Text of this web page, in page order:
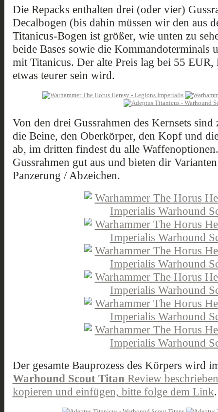
Die Repacks enthalten drei (oder vier)
Decalbogen (bis dahin müssen wir den aus
Titanicus-Bogen ist größer, wie unten zu
beide Bases sowie die Kommandoterminals
mit Titanicus. Der alte Preis lag bei 55 EUR,
etwas teurer sein wird.
Von den drei Gussrahmen des Kernsets
die Beine, den Oberkörper, den Kopf und
ab, im dritten findest du alle
Gussrahmen gut aus und bieten dir
Panzerung / Abzeichen.
Der gesamte Bauprozess des Körpers wird
Warhound Scout Titan Review
kopieren und einfügen, bitte folge dem Link.